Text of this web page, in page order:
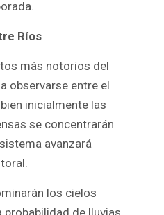
Ríos
más notorios del
observarse entre el
inicialmente las
se concentrarán
avanzará
los cielos